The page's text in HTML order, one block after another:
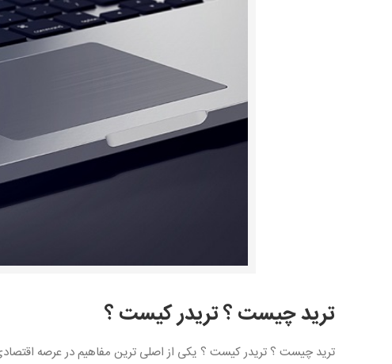
ترید چیست ؟ تریدر کیست ؟
ترید چیست ؟ تریدر کیست ؟ یکی از اصلی ترین مفاهیم در عرصه